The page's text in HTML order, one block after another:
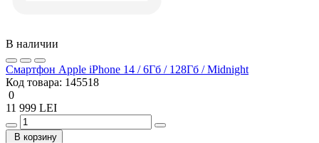
В наличии
Смартфон Apple iPhone 14 / 6Гб / 128Гб / Midnight
Код товара: 145518
0
11 999 LEI
В корзину